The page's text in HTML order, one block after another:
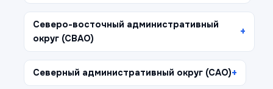
Северо-восточный административный
округ (СВАО)
Северный административный округ (САО)